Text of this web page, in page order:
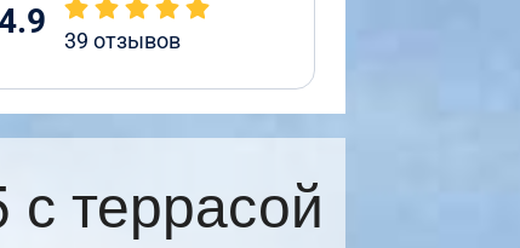
39 отзывов
террасой